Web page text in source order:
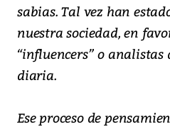
sabias. Tal vez han
nuestra sociedad, en
“influencers” o
diaria.
Ese proceso de